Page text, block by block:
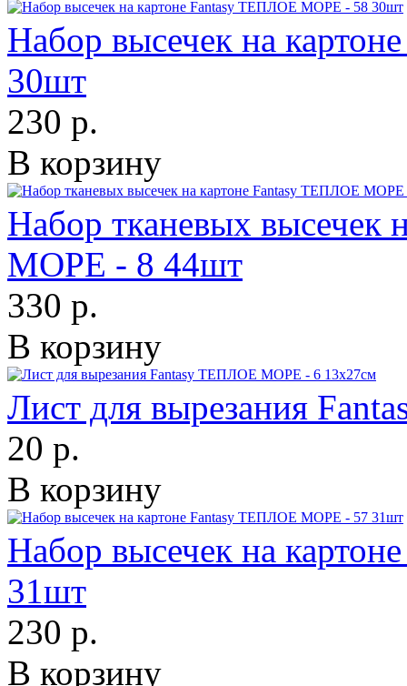
Набор высечек на
30шт
230 р.
В корзину
Набор тканевых
МОРЕ - 8 44шт
330 р.
В корзину
Лист для вырезания
20 р.
В корзину
Набор высечек на
31шт
230 р.
В корзину